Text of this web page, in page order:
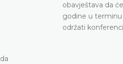
Ustavni sud Bosne
svibnja 2026.
obavještava da
godine u terminu
održati